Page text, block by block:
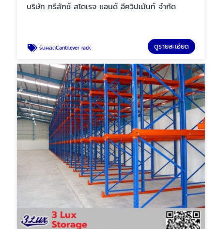
บริษัท ทรีลักซ์ สโตเรจ แอนด์ อีควิปเม้นท์ จำกัด
รับผลิตCantilever rack ดูรายละเอียด